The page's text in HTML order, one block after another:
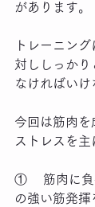
があります。
トレーニン
対ししっかり
なければいけ
今回は筋肉を
ストレスを主
①    筋肉に
の強い筋発